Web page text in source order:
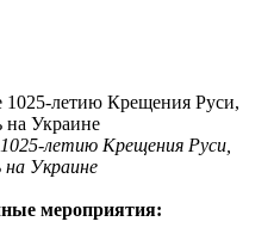
летию Крещения Руси,
Украине
мероприятия: